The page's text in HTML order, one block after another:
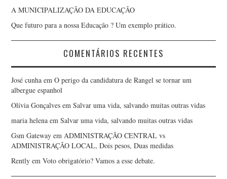
A MUNICIPALIZAÇÃO DA EDUCAÇÃO
Que futuro para a nossa Educação ? Um exemplo prático.
COMENTÁRIOS RECENTES
José cunha emO perigo da candidatura de Rangel se tornar um
albergue espanhol
Olívia Gonçalves emSalvar uma vida, salvando muitas outras vidas
maria helena emSalvar uma vida, salvando muitas outras vidas
Gsm Gateway em ADMINISTRAÇÃO CENTRAL vs
ADMINISTRAÇÃO LOCAL, Dois pesos, Duas medidas
Rently emVoto obrigatório? Vamos a esse debate.